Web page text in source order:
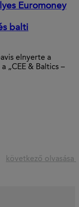
Euromoney
balti
elnyerte a
„CEE & Baltics –
következő olvasása